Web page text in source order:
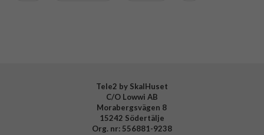
Tele2 by SkalHuset
C/O Lowwi AB
Morabergsvägen 8
15242 Södertälje
Org. nr: 556881-9238